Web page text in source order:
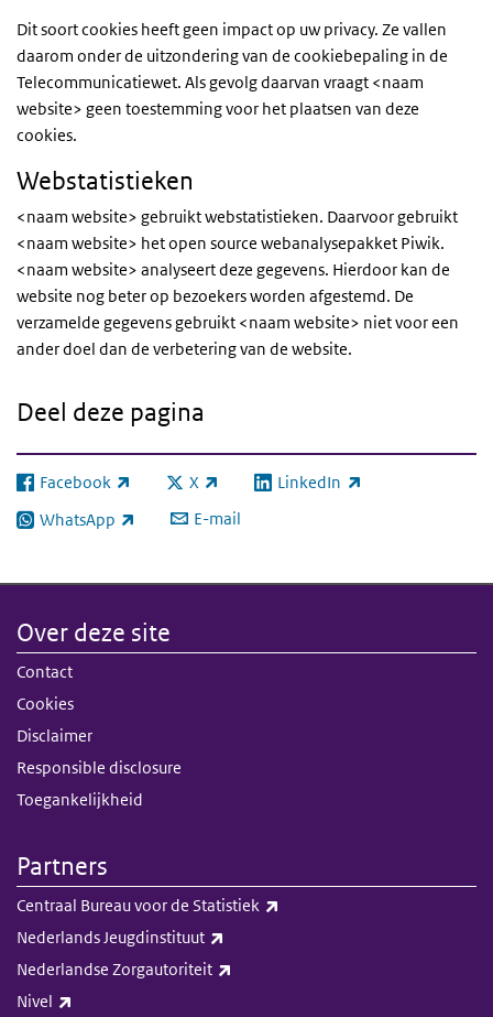
Dit soort cookies heeft geen impact op uw privacy. Ze vallen
daarom onder de uitzondering van de cookiebepaling in de
Telecommunicatiewet. Als gevolg daarvan vraagt <naam
website> geen toestemming voor het plaatsen van deze
cookies.
Webstatistieken
<naam website> gebruikt webstatistieken. Daarvoor gebruikt
<naam website> het open source webanalysepakket Piwik.
<naam website> analyseert deze gegevens. Hierdoor kan de
website nog beter op bezoekers worden afgestemd. De
verzamelde gegevens gebruikt <naam website> niet voor een
ander doel dan de verbetering van de website.
Deel deze pagina
Facebook
(externe link) X
(externe link) LinkedIn
(externe link)
WhatsApp
(externe link) E-mail
Over deze site
Contact
Cookies
Disclaimer
Responsible disclosure
Toegankelijkheid
Partners
Centraal Bureau voor de Statistiek
Nederlands Jeugdinstituut
Nederlandse Zorgautoriteit
Nivel